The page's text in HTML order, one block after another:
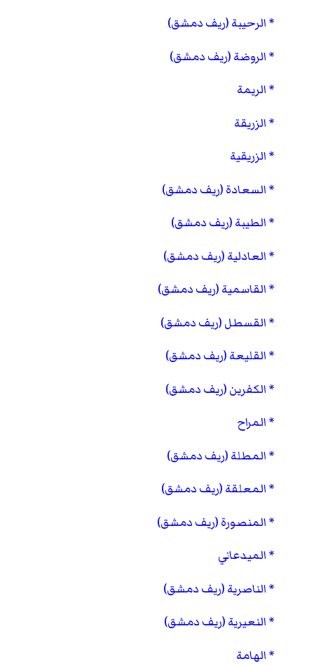
الرحيبة (ريف دمشق)
الروضة (ريف دمشق)
الريمة
الزريقة
الزريقية
السعادة (ريف دمشق)
الطيبة (ريف دمشق)
العادلية (ريف دمشق)
القاسمية (ريف دمشق)
القسطل (ريف دمشق)
القليعة (ريف دمشق)
الكفرين (ريف دمشق)
المراح
المطلة (ريف دمشق)
المعلقة (ريف دمشق)
المنصورة (ريف دمشق)
الميدعاني
الناصرية (ريف دمشق)
النعيرية (ريف دمشق)
الهامة